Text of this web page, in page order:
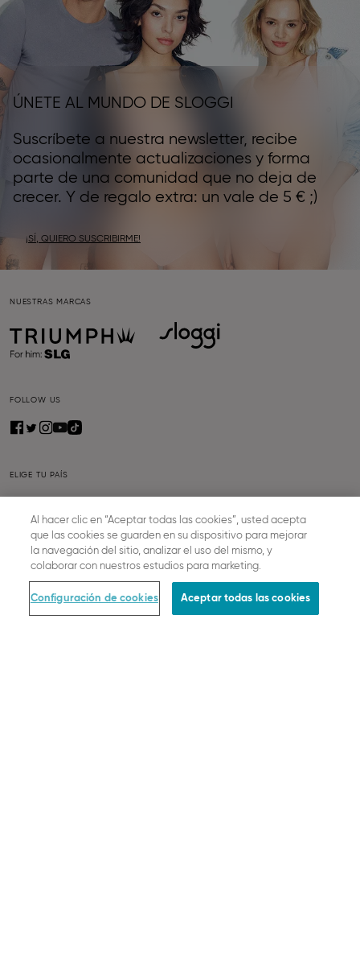
ÚNETE AL MUNDO DE SLOGGI
Suscríbete a nuestra newsletter, recibe
ocasionalmente actualizaciones y forma
parte de una comunidad que no deja de
crecer. Y de regalo extra: un vale de 5 € ;)
¡SÍ, QUIERO SUSCRIBIRME!
NUESTRAS MARCAS
FOLLOW US
ELIGE TU PAÍS
SOBRE SLOGGI
Trabaja con nosotros
Prensa
Al hacer clic en “Aceptar todas las cookies”, usted acepta
que las cookies se guarden en su dispositivo para mejorar
la navegación del sitio, analizar el uso del mismo, y
colaborar con nuestros estudios para marketing.
Configuración de cookies Aceptar todas las cookies